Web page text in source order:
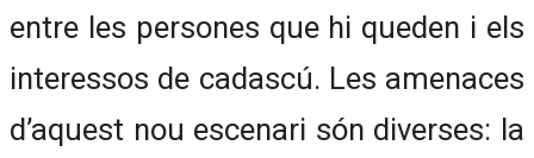
entre les persones que hi queden i els
interessos de cadascú. Les amenaces
d’aquest nou escenari són diverses: la